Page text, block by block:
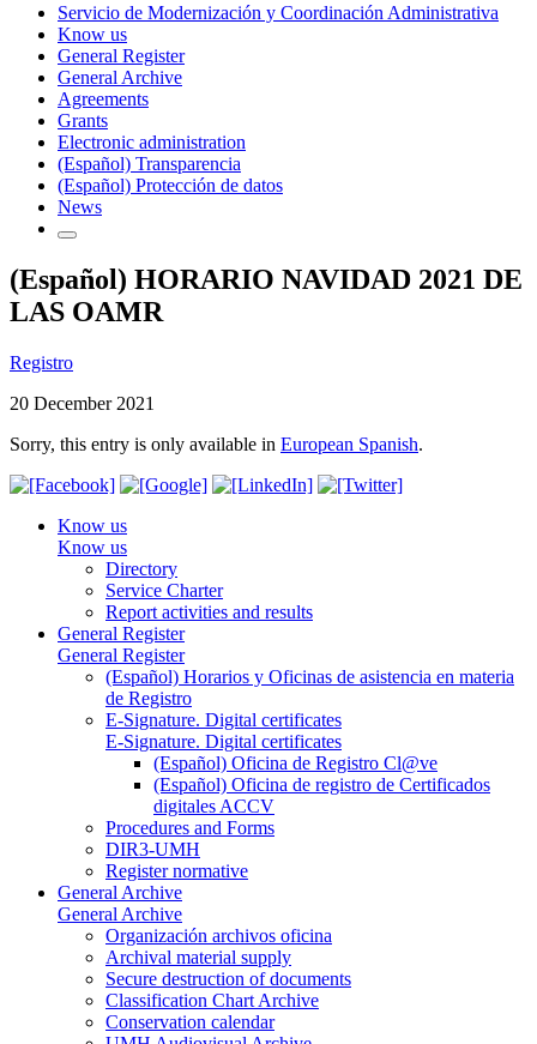
Servicio de Modernización y Coordinación Administrativa
Know us
General Register
General Archive
Agreements
Grants
Electronic administration
(Español) Transparencia
(Español) Protección de datos
News
(Español) HORARIO NAVIDAD 2021 DE
LAS OAMR
Registro
20 December 2021
Sorry, this entry is only available in European Spanish.
Know us
Know us
Directory
Service Charter
Report activities and results
General Register
General Register
(Español) Horarios y Oficinas de asistencia en materia
de Registro
E-Signature. Digital certificates
E-Signature. Digital certificates
(Español) Oficina de Registro Cl@ve
(Español) Oficina de registro de Certificados
digitales ACCV
Procedures and Forms
DIR3-UMH
Register normative
General Archive
General Archive
Organización archivos oficina
Archival material supply
Secure destruction of documents
Classification Chart Archive
Conservation calendar